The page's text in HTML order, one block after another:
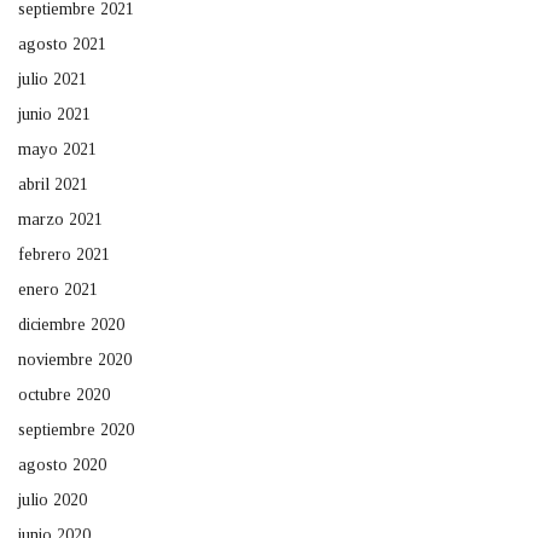
septiembre 2021
agosto 2021
julio 2021
junio 2021
mayo 2021
abril 2021
marzo 2021
febrero 2021
enero 2021
diciembre 2020
noviembre 2020
octubre 2020
septiembre 2020
agosto 2020
julio 2020